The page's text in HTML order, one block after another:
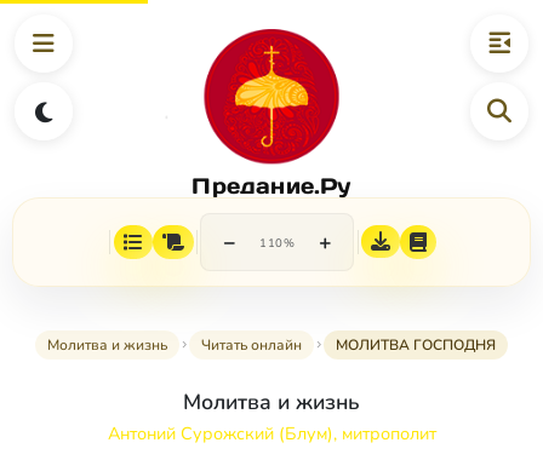
Предание.Ру
− 110% +
Молитва и жизнь Читать онлайн МОЛИТВА ГОСПОДНЯ
Молитва и жизнь
Антоний Сурожский (Блум), митрополит